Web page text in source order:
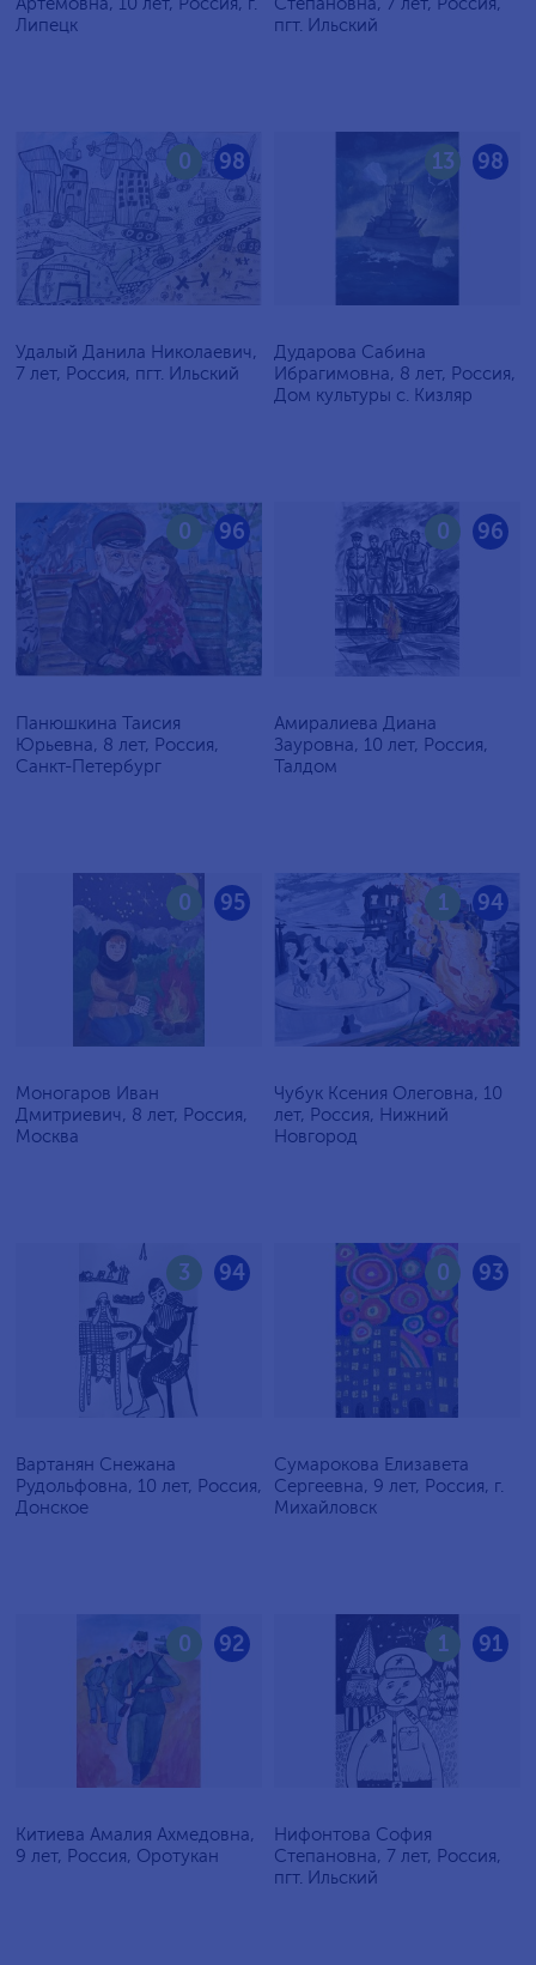
Липецк
пгт. Ильский
98
0
Удалый Данила Николаевич,
7 лет, Россия, пгт. Ильский
98
13
Дударова Сабина
Ибрагимовна, 8 лет, Россия,
Дом культуры с. Кизляр
96
0
Панюшкина Таисия
Юрьевна, 8 лет, Россия,
Санкт-Петербург
96
0
Амиралиева Диана
Зауровна, 10 лет, Россия,
Талдом
95
0
Моногаров Иван
Дмитриевич, 8 лет, Россия,
Москва
94
1
Чубук Ксения Олеговна, 10
лет, Россия, Нижний
Новгород
94
3
Вартанян Снежана
Рудольфовна, 10 лет, Россия,
Донское
93
0
Сумарокова Елизавета
Сергеевна, 9 лет, Россия, г.
Михайловск
92
0
Китиева Амалия Ахмедовна,
9 лет, Россия, Оротукан
91
1
Нифонтова София
Степановна, 7 лет, Россия,
пгт. Ильский